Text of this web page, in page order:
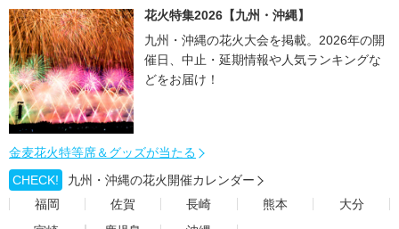
花火特集2026【九州・沖縄】
九州・沖縄の花火大会を掲載。2026年の開
催日、中止・延期情報や人気ランキングな
どをお届け！
金麦花火特等席＆グッズが当たる
CHECK!
九州・沖縄の花火開催カレンダー
福岡
佐賀 長崎 熊本
大分